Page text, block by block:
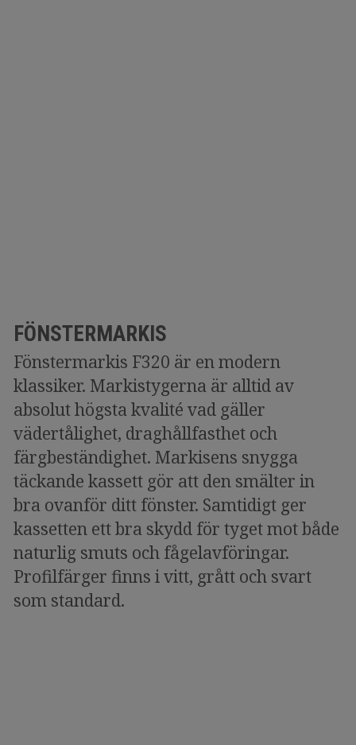
FÖNSTERMARKIS
Fönstermarkis F320 är en modern
klassiker. Markistygerna är alltid av
absolut högsta kvalité vad gäller
vädertålighet, draghållfasthet och
färgbeständighet. Markisens snygga
täckande kassett gör att den smälter in
bra ovanför ditt fönster. Samtidigt ger
kassetten ett bra skydd för tyget mot både
naturlig smuts och fågelavföringar.
Profilfärger finns i vitt, grått och svart
som standard.